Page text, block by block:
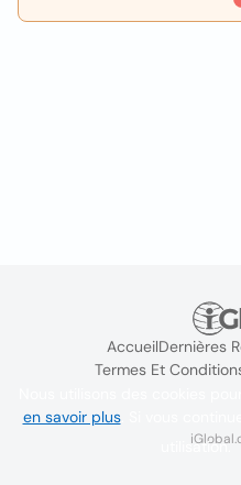
AccueilDernières
Termes Et
en savoir plus. Si vous
utilisation.